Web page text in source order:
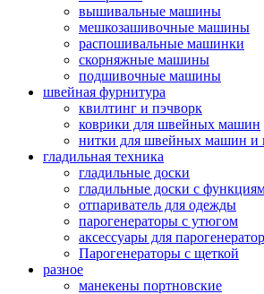
вышивальные машины
мешкозашивочные машины
распошивальные машинки
скорняжные машины
подшивочные машины
швейная фурнитура
квилтинг и пэчворк
коврики для швейных машин
нитки для швейных машин и
гладильная техника
гладильные доски
гладильные доски с
отпариватель для одежды
парогенераторы с утюгом
аксессуары для
Парогенераторы с щеткой
разное
манекены портновские